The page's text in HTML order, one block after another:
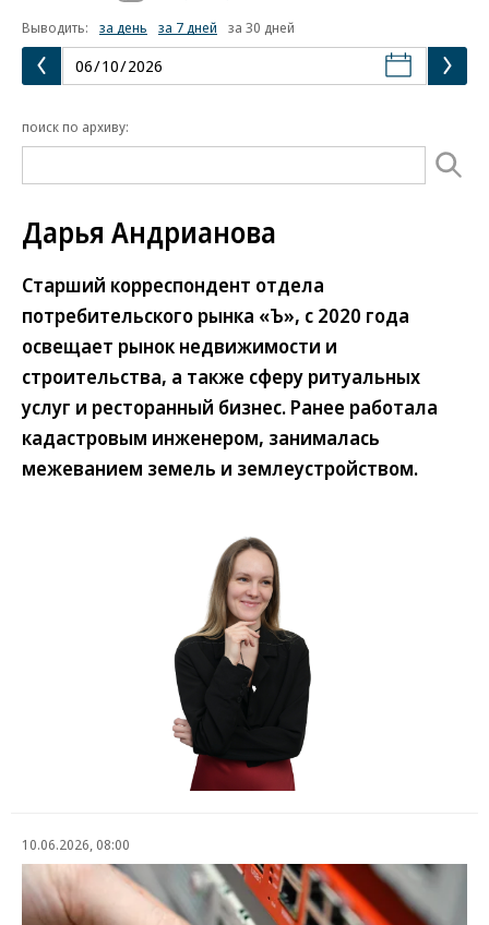
Выводить:
за день за 7 дней за 30 дней
поиск по архиву:
Дарья Андрианова
Старший корреспондент отдела
потребительского рынка «Ъ», с 2020 года
освещает рынок недвижимости и
строительства, а также сферу ритуальных
услуг и ресторанный бизнес. Ранее работала
кадастровым инженером, занималась
межеванием земель и землеустройством.
10.06.2026, 08:00